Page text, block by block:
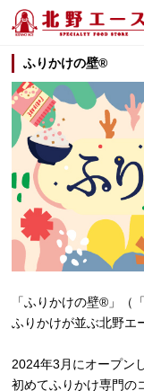
ふりかけの壁®
「ふりかけの壁®」（
ふりかけが並ぶ北野エ
2024年3月にオープン
初めてふりかけ専門の